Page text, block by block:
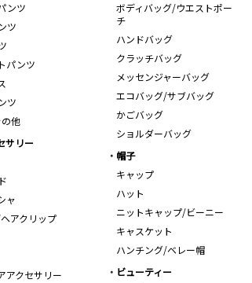
ンツ
ツ
パンツ
ツ
他
ボディバッグ/ウエストポー
チ
ハンドバッグ
クラッチバッグ
メッセンジャーバッグ
エコバッグ/サブバッグ
かごバッグ
ショルダーバッグ
サリー
ャ
アクリップ
アクセサリー
帽子
キャップ
ハット
ニットキャップ/ビーニー
キャスケット
ハンチング/ベレー帽
ビューティー